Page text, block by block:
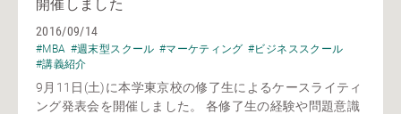
開催しました
2016/09/14
#MBA #週末型スクール #マーケティング #ビジネススクール
#講義紹介
9月11日(土)に本学東京校の修了生によるケースライティ
ング発表会を開催しました。 各修了生の経験や問題意識